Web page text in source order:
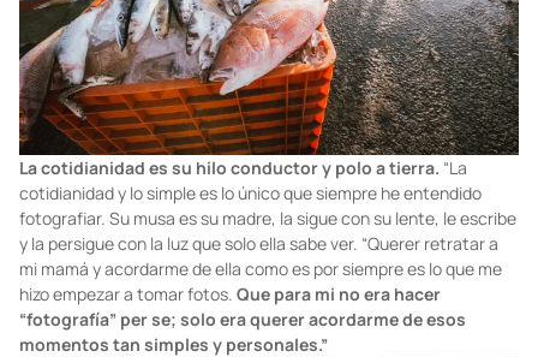
La cotidianidad es su hilo conductor y polo a tierra. “La
cotidianidad y lo simple es lo único que siempre he entendido
fotografiar. Su musa es su madre, la sigue con su lente, le escribe
y la persigue con la luz que solo ella sabe ver. “Querer retratar a
mi mamá y acordarme de ella como es por siempre es lo que me
hizo empezar a tomar fotos. Que para mi no era hacer
“fotografía” per se; solo era querer acordarme de esos
momentos tan simples y personales.”